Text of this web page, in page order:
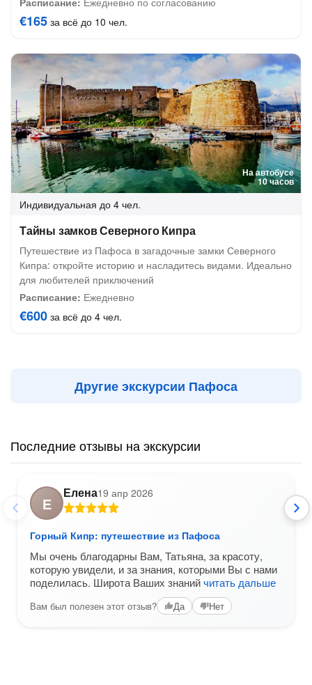
€165 за всё до 10 чел.
На автобусе
10 часов
Индивидуальная до 4 чел.
Тайны замков Северного Кипра
Путешествие из Пафоса в загадочные замки Северного
Кипра: откройте историю и насладитесь видами. Идеально
для любителей приключений
Расписание: Ежедневно
€600 за всё до 4 чел.
Другие экскурсии Пафоса
Последние отзывы на экскурсии
Е
Елена19 апр 2026
Горный Кипр: путешествие из Пафоса
Мы очень благодарны Вам, Татьяна, за красоту,
которую увидели, и за знания, которыми Вы с нами
поделилась. Широта Ваших знанийчитать дальше
Вам был полезен этот отзыв? Да Нет